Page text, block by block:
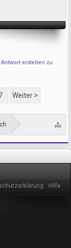
erstellen zu
Weiter >
Hilfe